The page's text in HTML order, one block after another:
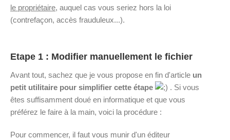
le propriétaire, auquel cas vous seriez hors la loi
(contrefaçon, accès frauduleux...).
Etape 1 : Modifier manuellement le fichier
Avant tout, sachez que je vous propose en fin d'article un
petit utilitaire pour simplifier cette étape
. Si vous
êtes suffisamment doué en informatique et que vous
préférez le faire à la main, voici la procédure :
Pour commencer, il faut vous munir d'un éditeur